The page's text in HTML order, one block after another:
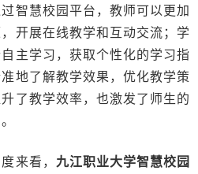
智慧校园平台，教师可以更加
开展在线教学和互动交流；学
主学习，获取个性化的学习指
地了解教学效果，优化教学策
了教学效率，也激发了师生的
来看， 九江职业大学智慧校园